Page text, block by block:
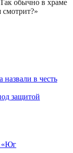
обычно в храме
в честь
защитой